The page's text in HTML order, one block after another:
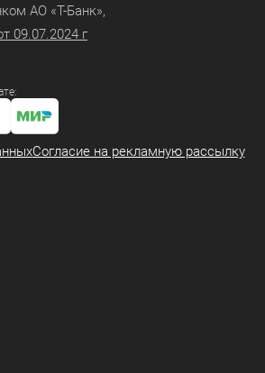
АО «Т-Банк»,
09.07.2024 г
Согласие на рекламную рассылку